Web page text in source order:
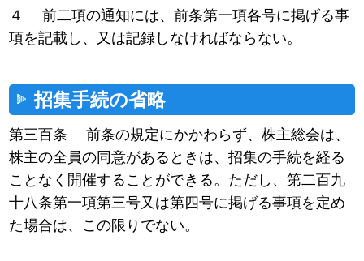
４ 前二項の通知には、前条第一項各号に掲げる事
項を記載し、又は記録しなければならない。
招集手続の省略
第三百条 前条の規定にかかわらず、株主総会は、
株主の全員の同意があるときは、招集の手続を経る
ことなく開催することができる。ただし、第二百九
十八条第一項第三号又は第四号に掲げる事項を定め
た場合は、この限りでない。